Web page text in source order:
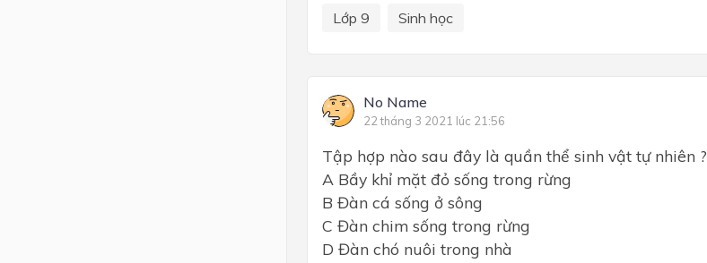
Lớp 9 Sinh học
No Name
22 tháng 3 2021 lúc 21:56
Tập hợp nào sau đây là quần thể sinh vật tự nhiên ?
A Bầy khỉ mặt đỏ sống trong rừng
B Đàn cá sống ở sông
C Đàn chim sống trong rừng
D Đàn chó nuôi trong nhà